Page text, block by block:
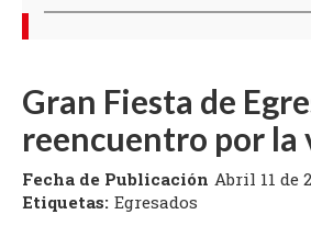
Gran Fiesta de
reencuentro por la
Fecha de Publicación Abril 11 de
Etiquetas: Egresados